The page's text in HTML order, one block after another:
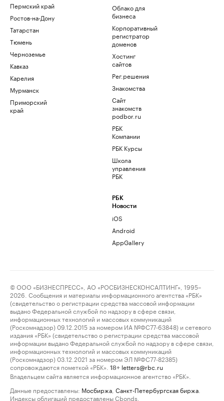
Пермский край
Ростов-на-Дону
Татарстан
Тюмень
Черноземье
Кавказ
Карелия
Мурманск
Приморский
край
Облако для
бизнеса
Корпоративный
регистратор
доменов
Хостинг
сайтов
Рег.решения
Знакомства
Сайт
знакомств
podbor.ru
РБК
Компании
РБК Курсы
Школа
управления
РБК
РБК
Новости
iOS
Android
AppGallery
© ООО «БИЗНЕСПРЕСС», АО «РОСБИЗНЕСКОНСАЛТИНГ», 1995–
2026. Сообщения и материалы информационного агентства «РБК»
(свидетельство о регистрации средства массовой информации
выдано Федеральной службой по надзору в сфере связи,
информационных технологий и массовых коммуникаций
(Роскомнадзор) 09.12.2015 за номером ИА №ФС77-63848) и сетевого
издания «РБК» (свидетельство о регистрации средства массовой
информации выдано Федеральной службой по надзору в сфере связи,
информационных технологий и массовых коммуникаций
(Роскомнадзор) 03.12.2021 за номером ЭЛ №ФС77-82385)
сопровождаются пометкой «РБК».
18+ letters@rbc.ru
Владельцем сайта является информационное агентство «РБК».
Данные предоставлены: Мосбиржа Санкт-Петербургская биржа
Индексы облигаций предоставлены Cbonds.